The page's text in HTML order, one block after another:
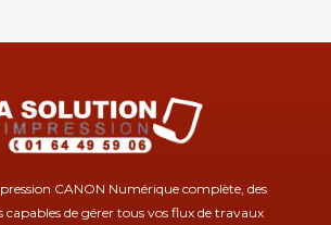
CANON Numérique complète, des
capables de gérer tous vos flux de travaux